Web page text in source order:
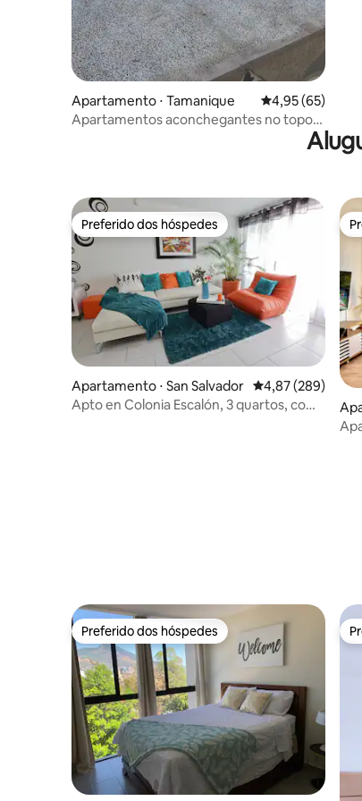
Apartamento ⋅ Tamanique 4,95 de uma
4,95 (65)
Apartamentos aconchegantes no topo
Preferido dos hóspedes
Preferido dos hóspedes
Apartamento ⋅ San Salvador 4,87 de uma
4,87 (289)
Apto en Colonia Escalón, 3 quartos, com
Preferido dos hóspedes
Preferido dos hóspedes